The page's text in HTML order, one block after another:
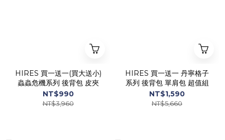
HIRES 買一送一(買大送小)
蟲蟲危機系列 後背包 皮夾
NT$990
NT$3,960
HIRES 買一送一 丹寧格子
系列 後背包 單肩包 超值組
NT$1,590
NT$5,660